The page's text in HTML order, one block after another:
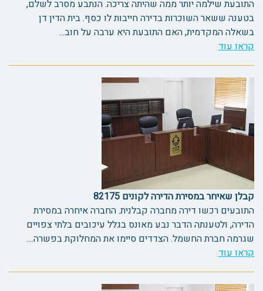
התובעת שילמה יותר ממה שהיתה צריכה. הנתבע מסרב לשלם,
בטענה ששאר השוכרות בדירה חייבות לו כסף. בית הדין דן
בשאלה המקדמית, האם התובעת היא ערבה על חוב...
קראו עוד
קבלן שאיחר במסירת הדירה לקונים 82175
התובעים רכשו דירה מחברה קבלנית. החברה איחרה במסירת
הדירה, ולטענתה הדבר נבע מאונס בגלל עיכובים בלתי צפויים
שגרמה חברת החשמל. הצדדים סיימו את המחלוקת בפשרה....
קראו עוד